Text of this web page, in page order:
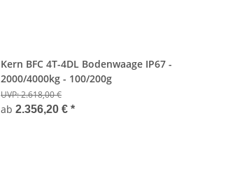
Kern BFC 4T-4DL Bodenwaage IP67 -
2000/4000kg - 100/200g
UVP:2.618,00 €
ab 2.356,20 € *